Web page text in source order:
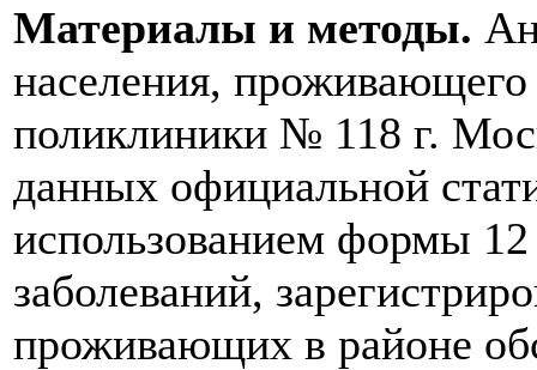
Материалы и методы.
населения, проживающего
поликлиники № 118 г.
данных официальной
использованием формы
заболеваний,
проживающих в районе